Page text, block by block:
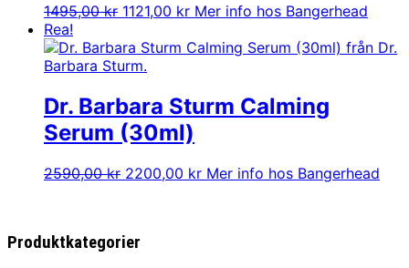
1495,00kr Det
priset
var:
1121,00 krDet
priset
Mer info hos Bangerhead
Rea!
Dr. Barbara Sturm Calming
Serum (30ml)
2590,00kr Det
2590,00 kr.
2200,00 krDet
Mer info hos Bangerhead
Produktkategorier